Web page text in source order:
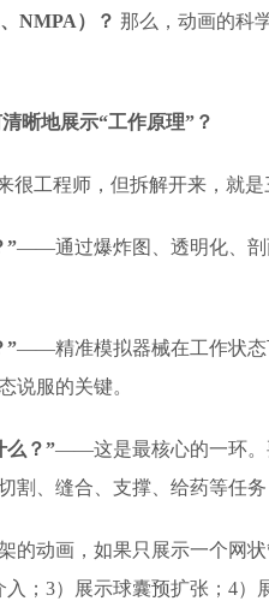
NMPA）？ 那么，动画的科
晰地展示“工作原理”？
很工程师，但拆解开来，就是
”——通过爆炸图、透明化、剖
”——精准模拟器械在工作状态
说服的关键。
么？”——这是最核心的一环。
割、缝合、支撑、给药等任
的动画，如果只展示一个网
入；3）展示球囊预扩张；4